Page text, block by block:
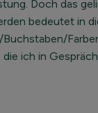
Doch das
bedeutet in
ich in